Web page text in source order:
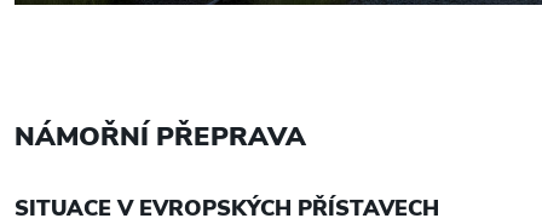
NÁMOŘNÍ PŘEPRAVA
SITUACE V EVROPSKÝCH PŘÍSTAVECH